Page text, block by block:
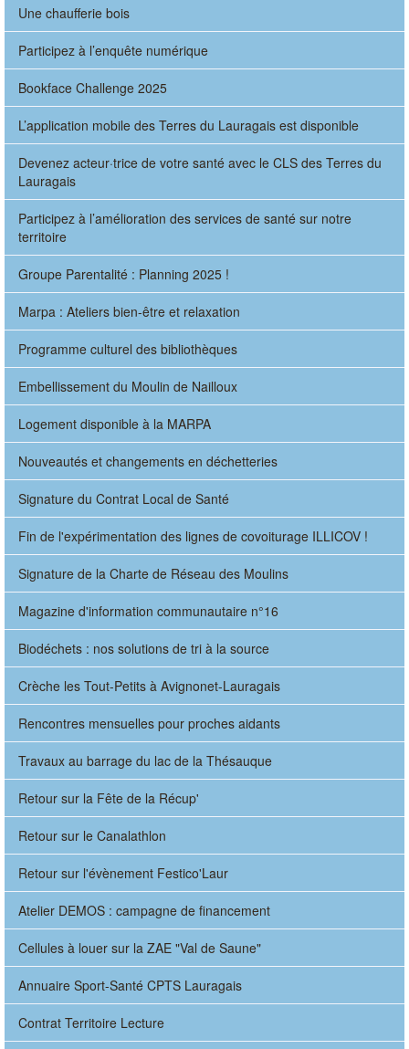
Une chaufferie bois
Participez à l’enquête numérique
Bookface Challenge 2025
L’application mobile des Terres du Lauragais est disponible
Devenez acteur·trice de votre santé avec le CLS des Terres du
Lauragais
Participez à l’amélioration des services de santé sur notre
territoire
Groupe Parentalité : Planning 2025 !
Marpa : Ateliers bien-être et relaxation
Programme culturel des bibliothèques
Embellissement du Moulin de Nailloux
Logement disponible à la MARPA
Nouveautés et changements en déchetteries
Signature du Contrat Local de Santé
Fin de l'expérimentation des lignes de covoiturage ILLICOV !
Signature de la Charte de Réseau des Moulins
Magazine d'information communautaire n°16
Biodéchets : nos solutions de tri à la source
Crèche les Tout-Petits à Avignonet-Lauragais
Rencontres mensuelles pour proches aidants
Travaux au barrage du lac de la Thésauque
Retour sur la Fête de la Récup'
Retour sur le Canalathlon
Retour sur l'évènement Festico'Laur
Atelier DEMOS : campagne de financement
Cellules à louer sur la ZAE "Val de Saune"
Annuaire Sport-Santé CPTS Lauragais
Contrat Territoire Lecture